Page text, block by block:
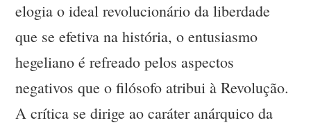
elogia o ideal revolucionário da liberdade
que se efetiva na história, o entusiasmo
hegeliano é refreado pelos aspectos
negativos que o filósofo atribui à Revolução.
A crítica se dirige ao caráter anárquico da